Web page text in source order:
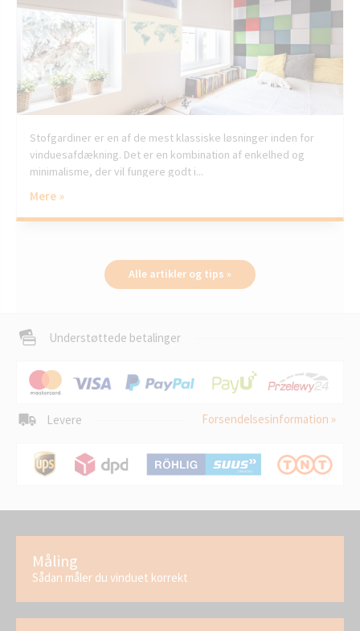
Stofgardiner er en af de mest klassiske løsninger inden for
vinduesafdækning. Det er en kombination af enkelhed og
minimalisme, der vil fungere godt i...
Mere »
Alle artikler og tips »
Understøttede betalinger
Levere Forsendelsesinformation »
Måling
Sådan måler du vinduet korrekt